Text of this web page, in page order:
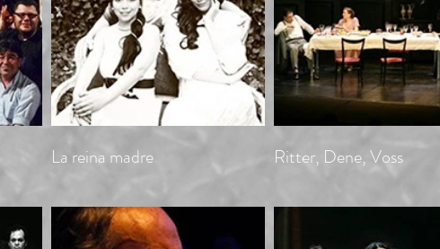
La reina madre Ritter, Dene, Voss